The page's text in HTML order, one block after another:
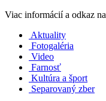
Viac informácií a odkaz na
Aktuality
Fotogaléria
Video
Farnosť
Kultúra a šport
Separovaný zber